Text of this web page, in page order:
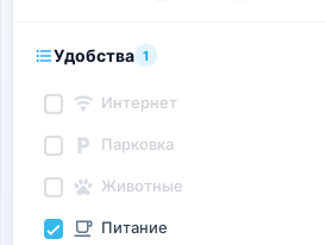
Удобства 1
Интернет
Парковка
Животные
Питание